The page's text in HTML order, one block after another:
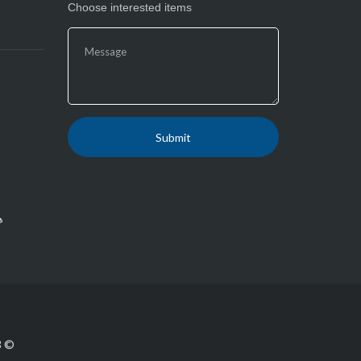
Choose interested items
© 2002-2018 Custom mobile case machine